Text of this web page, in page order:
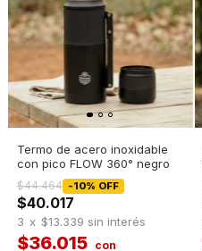
Termo de acero inoxidable
con pico FLOW 360° negro
$40.017
-10% OFF
$44.464
$36.015
3 x $13.339 sin interés